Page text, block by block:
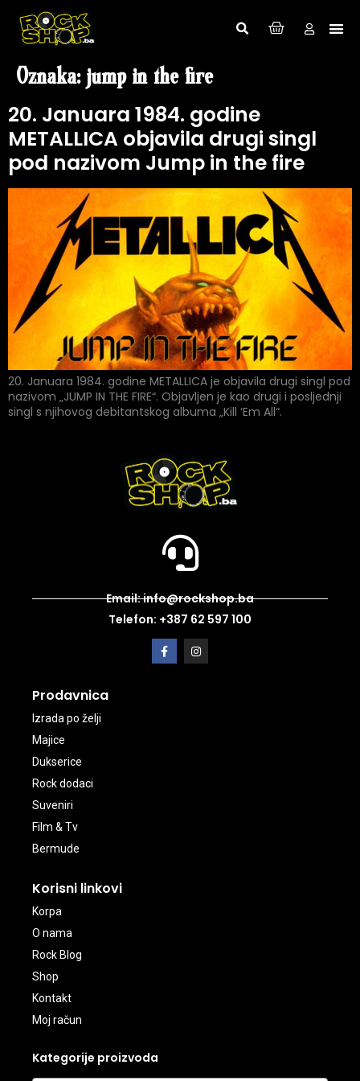
Oznaka: jump in the fire
20. Januara 1984. godine
METALLICA objavila drugi singl
pod nazivom Jump in the fire
20. Januara 1984. godine METALLICA je objavila drugi singl pod
nazivom „JUMP IN THE FIRE“. Objavljen je kao drugi i posljednji
singl s njihovog debitantskog albuma „Kill ‘Em All“.
Email: info@rockshop.ba
Telefon: +387 62 597 100
Prodavnica
Izrada po želji
Majice
Dukserice
Rock dodaci
Suveniri
Film & Tv
Bermude
Korisni linkovi
Korpa
O nama
Rock Blog
Shop
Kontakt
Moj račun
Kategorije proizvoda